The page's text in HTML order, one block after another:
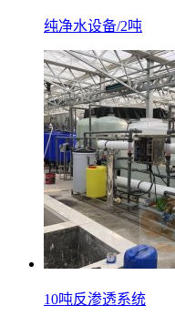
纯净水设备/2吨
10吨反渗透系统